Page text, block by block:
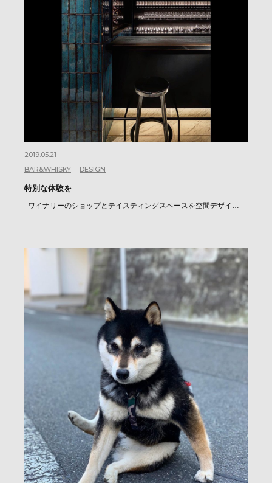
2019.05.21
BAR&WHISKY
DESIGN
特別な体験を
ワイナリーのショップとテイスティングスペースを空間デザイ…